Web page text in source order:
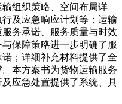
组织策略、空间布局详
及应急响应计划等；运输
务承诺、服务质量与时效
保障策略进一步明确了服
；详细补充材料提供了全
本方案书为货物运输服务
应急处置提供了系统、具